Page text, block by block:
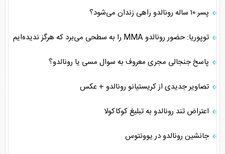
پسر ۱۰ ساله رونالدو راهی زندان می‌شود؟
توپوریا: حضور رونالدو MMA را به سطحی می‌برد که هرگز ندیده‌ایم
پاسخ جنجالی مجری معروف به سوال مسی یا رونالدو؟
تصاویر جدیدی از کریستیانو رونالدو + عکس
اعتراض تند رونالدو به تبلیغ کوکاکولا
جانشین رونالدو در یوونتوس